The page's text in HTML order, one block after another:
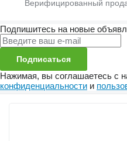
Подпишитесь на новые
Подписаться
Нажимая, вы соглашаетесь с
конфиденциальности и